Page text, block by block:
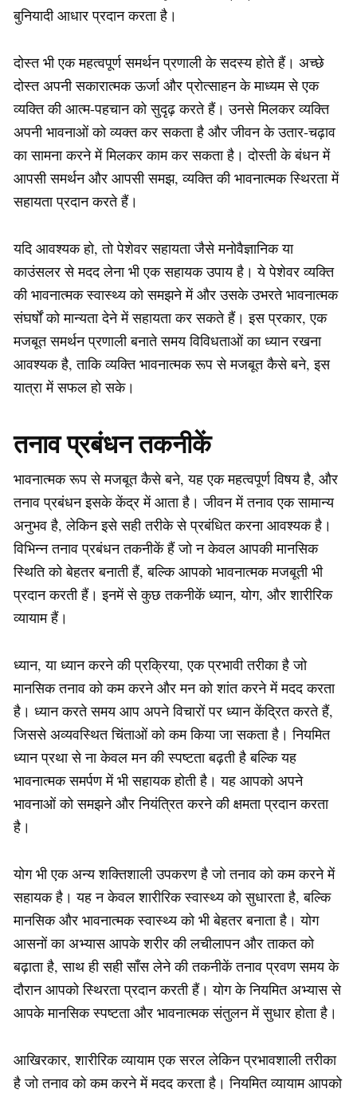
बुनियादी आधार प्रदान करता है।
दोस्त भी एक महत्वपूर्ण समर्थन प्रणाली के सदस्य होते हैं। अच्छे
दोस्त अपनी सकारात्मक ऊर्जा और प्रोत्साहन के माध्यम से एक
व्यक्ति की आत्म-पहचान को सुदृढ़ करते हैं। उनसे मिलकर व्यक्ति
अपनी भावनाओं को व्यक्त कर सकता है और जीवन के उतार-चढ़ाव
का सामना करने में मिलकर काम कर सकता है। दोस्ती के बंधन में
आपसी समर्थन और आपसी समझ, व्यक्ति की भावनात्मक स्थिरता में
सहायता प्रदान करते हैं।
यदि आवश्यक हो, तो पेशेवर सहायता जैसे मनोवैज्ञानिक या
काउंसलर से मदद लेना भी एक सहायक उपाय है। ये पेशेवर व्यक्ति
की भावनात्मक स्वास्थ्य को समझने में और उसके उभरते भावनात्मक
संघर्षों को मान्यता देने में सहायता कर सकते हैं। इस प्रकार, एक
मजबूत समर्थन प्रणाली बनाते समय विविधताओं का ध्यान रखना
आवश्यक है, ताकि व्यक्ति भावनात्मक रूप से मजबूत कैसे बने, इस
यात्रा में सफल हो सके।
तनाव प्रबंधन तकनीकें
भावनात्मक रूप से मजबूत कैसे बने, यह एक महत्वपूर्ण विषय है, और
तनाव प्रबंधन इसके केंद्र में आता है। जीवन में तनाव एक सामान्य
अनुभव है, लेकिन इसे सही तरीके से प्रबंधित करना आवश्यक है।
विभिन्न तनाव प्रबंधन तकनीकें हैं जो न केवल आपकी मानसिक
स्थिति को बेहतर बनाती हैं, बल्कि आपको भावनात्मक मजबूती भी
प्रदान करती हैं। इनमें से कुछ तकनीकें ध्यान, योग, और शारीरिक
व्यायाम हैं।
ध्यान, या ध्यान करने की प्रक्रिया, एक प्रभावी तरीका है जो
मानसिक तनाव को कम करने और मन को शांत करने में मदद करता
है। ध्यान करते समय आप अपने विचारों पर ध्यान केंद्रित करते हैं,
जिससे अव्यवस्थित चिंताओं को कम किया जा सकता है। नियमित
ध्यान प्रथा से ना केवल मन की स्पष्टता बढ़ती है बल्कि यह
भावनात्मक समर्पण में भी सहायक होती है। यह आपको अपने
भावनाओं को समझने और नियंत्रित करने की क्षमता प्रदान करता
है।
योग भी एक अन्य शक्तिशाली उपकरण है जो तनाव को कम करने में
सहायक है। यह न केवल शारीरिक स्वास्थ्य को सुधारता है, बल्कि
मानसिक और भावनात्मक स्वास्थ्य को भी बेहतर बनाता है। योग
आसनों का अभ्यास आपके शरीर की लचीलापन और ताकत को
बढ़ाता है, साथ ही सही साँस लेने की तकनीकें तनाव प्रवण समय के
दौरान आपको स्थिरता प्रदान करती हैं। योग के नियमित अभ्यास से
आपके मानसिक स्पष्टता और भावनात्मक संतुलन में सुधार होता है।
आखिरकार, शारीरिक व्यायाम एक सरल लेकिन प्रभावशाली तरीका
है जो तनाव को कम करने में मदद करता है। नियमित व्यायाम आपको